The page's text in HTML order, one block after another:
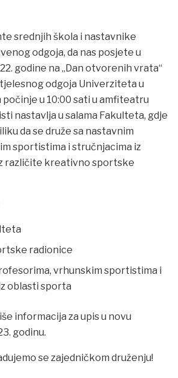
srednjih škola i nastavnike
odgoja, da nas posjete u
godine na „Dan otvorenih vrata“
odgoja Univerziteta u
u 10:00 sati u amfiteatru
nastavlja u salama Fakulteta, gdje
da se druže sa nastavnim
sportistima i stručnjacima iz
različite kreativno sportske
radionice
vrhunskim sportistima i
oblasti sporta
informacija za upis u novu
godinu.
se zajedničkom druženju!